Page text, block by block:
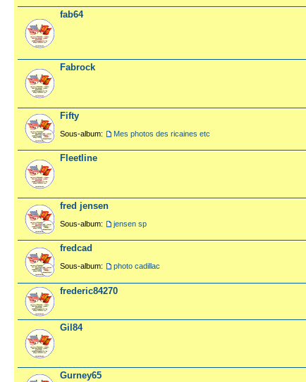
fab64
Fabrock
Fifty
Sous-album: Mes photos des ricaines etc
Fleetline
fred jensen
Sous-album: jensen sp
fredcad
Sous-album: photo cadillac
frederic84270
Gil84
Gurney65